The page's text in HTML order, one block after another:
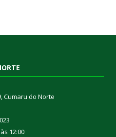
Cumaru do Norte
12:00